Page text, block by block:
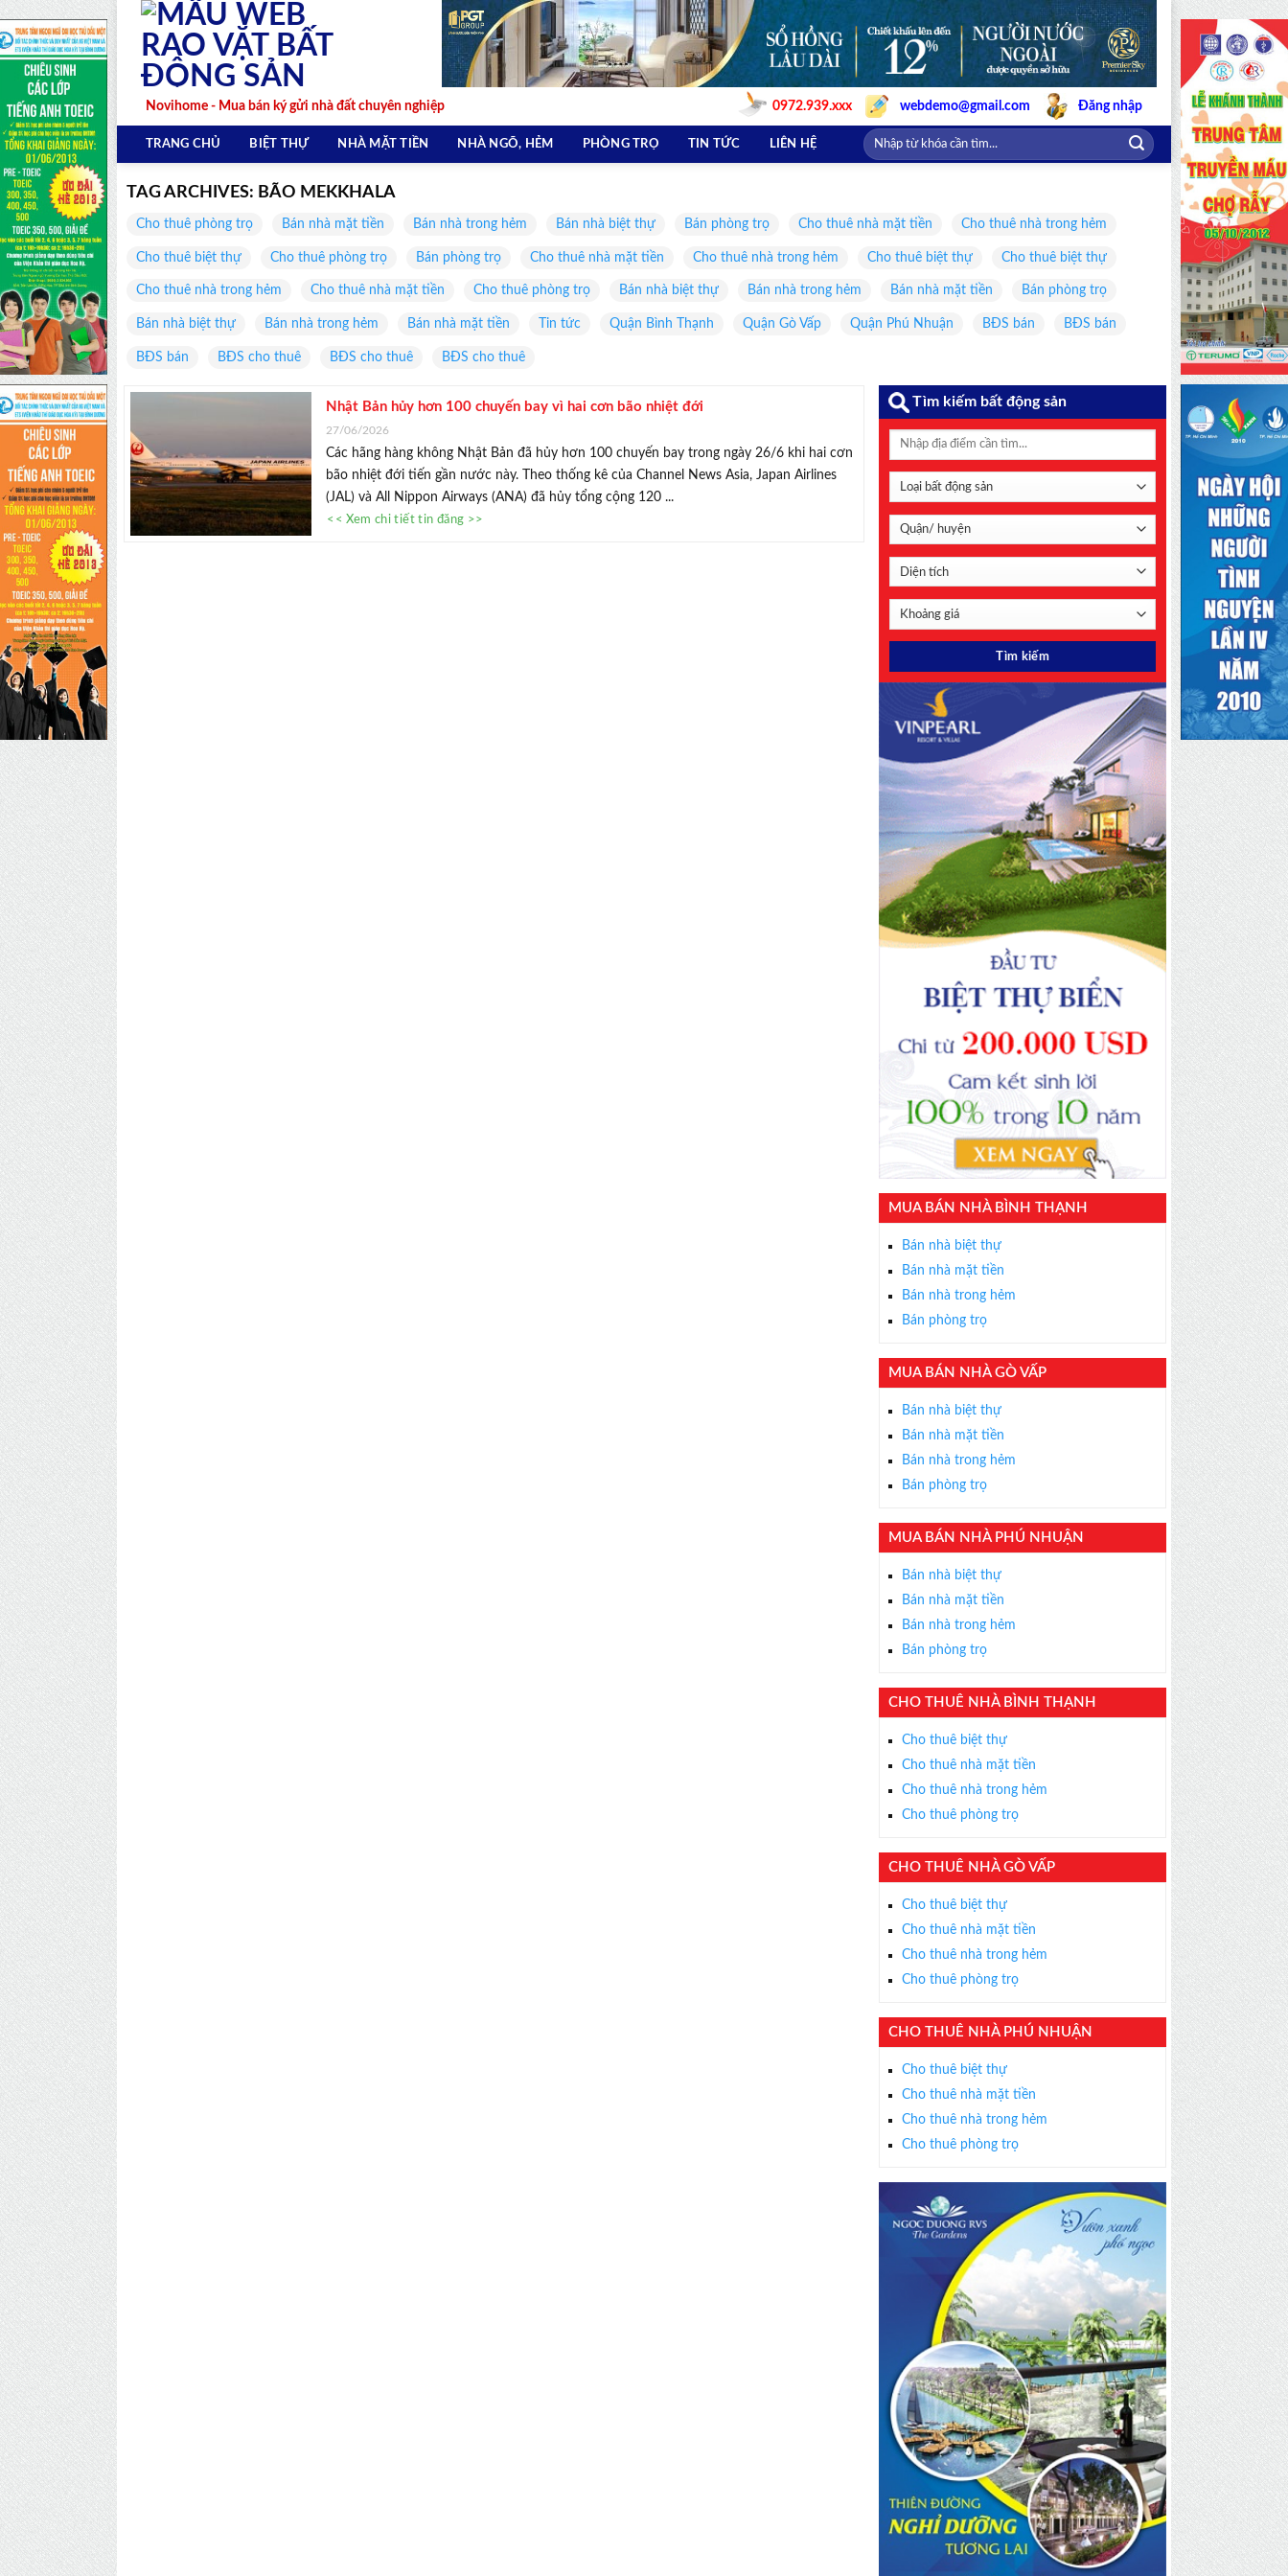
Với hơn 1000 căn nhà và 50 sales thân thiện, nhiệt tình,
×
Skip
content
Novihome - Mua bán ký gửi nhà đất chuyên nghiệp 0972.939.xxx webdemo@gmail.com Đăng nhập
TRANG CHỦ BIỆT THỰ NHÀ MẶT TIỀN NHÀ NGÕ, HẺM PHÒNG TRỌ TIN TỨC LIÊN HỆ
TAG ARCHIVES: BÃO MEKKHALA
Cho thuê phòng trọ Bán nhà mặt tiền Bán nhà trong hẻm Bán nhà biệt thự Bán phòng trọ Cho thuê nhà mặt tiền Cho thuê nhà trong hẻm
Cho thuê biệt thự Cho thuê phòng trọ Bán phòng trọ Cho thuê nhà mặt tiền Cho thuê nhà trong hẻm Cho thuê biệt thự Cho thuê biệt thự
Cho thuê nhà trong hẻm Cho thuê nhà mặt tiền Cho thuê phòng trọ Bán nhà biệt thự Bán nhà trong hẻm Bán nhà mặt tiền Bán phòng trọ
Bán nhà biệt thự Bán nhà trong hẻm Bán nhà mặt tiền Tin tức Quận Bình Thạnh Quận Gò Vấp Quận Phú Nhuận BĐS bán BĐS bán
BĐS bán BĐS cho thuê BĐS cho thuê BĐS cho thuê
Nhật Bản hủy hơn 100 chuyến bay vì hai cơn bão nhiệt đới
27/06/2026
Các hãng hàng không Nhật Bản đã hủy hơn 100 chuyến bay trong ngày 26/6 khi hai cơn
bão nhiệt đới tiến gần nước này. Theo thống kê của Channel News Asia, Japan Airlines
(JAL) và All Nippon Airways (ANA) đã hủy tổng cộng 120 ...
<< Xem chi tiết tin đăng >>
Tìm kiếm bất động sản
MUA BÁN NHÀ BÌNH THẠNH
Bán nhà biệt thự
Bán nhà mặt tiền
Bán nhà trong hẻm
Bán phòng trọ
MUA BÁN NHÀ GÒ VẤP
Bán nhà biệt thự
Bán nhà mặt tiền
Bán nhà trong hẻm
Bán phòng trọ
MUA BÁN NHÀ PHÚ NHUẬN
Bán nhà biệt thự
Bán nhà mặt tiền
Bán nhà trong hẻm
Bán phòng trọ
CHO THUÊ NHÀ BÌNH THẠNH
Cho thuê biệt thự
Cho thuê nhà mặt tiền
Cho thuê nhà trong hẻm
Cho thuê phòng trọ
CHO THUÊ NHÀ GÒ VẤP
Cho thuê biệt thự
Cho thuê nhà mặt tiền
Cho thuê nhà trong hẻm
Cho thuê phòng trọ
CHO THUÊ NHÀ PHÚ NHUẬN
Cho thuê biệt thự
Cho thuê nhà mặt tiền
Cho thuê nhà trong hẻm
Cho thuê phòng trọ